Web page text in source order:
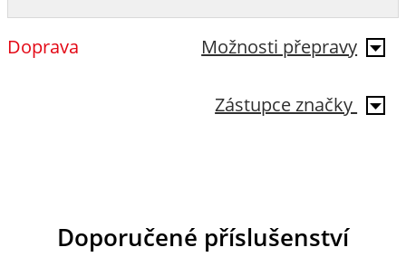
Možnosti přepravy
Doprava
Zástupce značky
Doporučené příslušenství